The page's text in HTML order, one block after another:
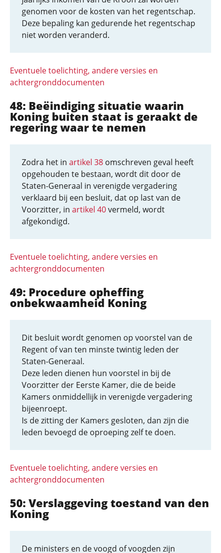
genomen voor de kosten van het regentschap.
Deze bepaling kan gedurende het regentschap
niet worden veranderd.
Eventuele toelichting, andere versies en
achtergronddocumenten
48: Beëindiging situatie waarin
Koning buiten staat is geraakt de
regering waar te nemen
Zodra het in artikel 38 omschreven geval heeft
opgehouden te bestaan, wordt dit door de
Staten-Generaal in verenigde vergadering
verklaard bij een besluit, dat op last van de
Voorzitter, in artikel 40vermeld, wordt
afgekondigd.
Eventuele toelichting, andere versies en
achtergronddocumenten
49: Procedure opheffing
onbekwaamheid Koning
Dit besluit wordt genomen op voorstel van de
Regent of van ten minste twintig leden der
Staten-Generaal.
Deze leden dienen hun voorstel in bij de
Voorzitter der Eerste Kamer, die de beide
Kamers onmiddellijk in verenigde vergadering
bijeenroept.
Is de zitting der Kamers gesloten, dan zijn die
leden bevoegd de oproeping zelf te doen.
Eventuele toelichting, andere versies en
achtergronddocumenten
50: Verslaggeving toestand van den
Koning
De ministers en de voogd of voogden zijn